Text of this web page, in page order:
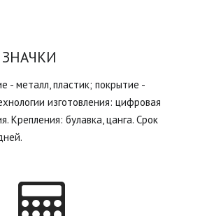
- металл, пластик; покрытие -
изготовления: цифровая
Крепления: булавка, цанга. Срок